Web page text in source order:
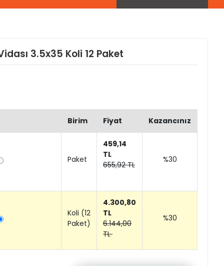
3.5x35 Koli 12 Paket
Birim Fiyat Kazancınız
Paket
459,14
TL
655,92 TL
%30
Koli (12
Paket)
4.300,80
TL
6.144,00
TL
%30